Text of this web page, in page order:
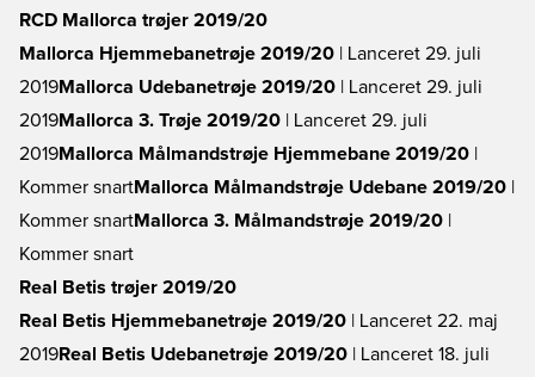
RCD Mallorca trøjer 2019/20
Mallorca Hjemmebanetrøje 2019/20 | Lanceret 29. juli
2019Mallorca Udebanetrøje 2019/20 | Lanceret 29. juli
2019Mallorca 3. Trøje 2019/20 | Lanceret 29. juli
2019Mallorca Målmandstrøje Hjemmebane 2019/20
Kommer snartMallorca Målmandstrøje Udebane 2019/20
Kommer snartMallorca 3. Målmandstrøje 2019/20
Kommer snart
Real Betis trøjer 2019/20
Real Betis Hjemmebanetrøje 2019/20 | Lanceret 22. maj
2019Real Betis Udebanetrøje 2019/20 | Lanceret 18. juli